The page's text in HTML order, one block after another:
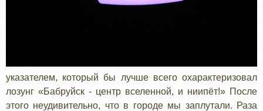
указателем, который бы лучше всего охарактеризовал
лозунг «Бабруйск - центр вселенной, и ниипёт!» После
этого неудивительно, что в городе мы заплутали. Раза